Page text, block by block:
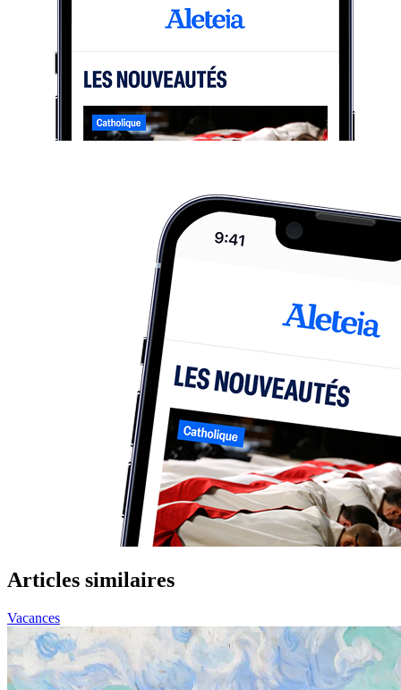
Articles similaires
Vacances